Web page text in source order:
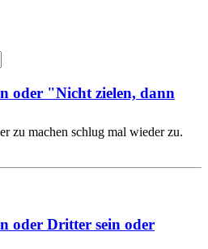
oder "Nicht zielen, dann
zu machen schlug mal wieder zu.
oder Dritter sein oder